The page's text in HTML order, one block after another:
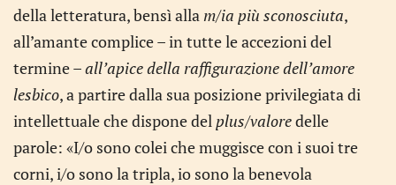
della letteratura, bensì allam/ia più sconosciuta,
all’amante complice – in tutte le accezioni del
termine –all’apicedella raffigurazione dell’amore
lesbico, a partire dalla sua posizione privilegiata di
intellettuale che dispone del plus/valoredelle
parole: «I/o sono colei che muggisce con i suoi tre
corni, i/o sono la tripla, io sono la benevola